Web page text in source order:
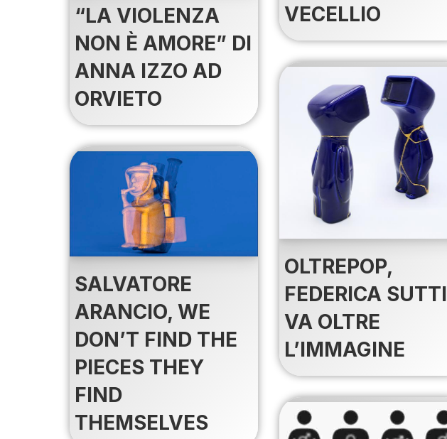
VECELLIO
“LA VIOLENZA
NON È AMORE” DI
ANNA IZZO AD
ORVIETO
OLTREPOP,
FEDERICA SUTTI
VA OLTRE
L’IMMAGINE
SALVATORE
ARANCIO, WE
DON’T FIND THE
PIECES THEY
FIND
THEMSELVES